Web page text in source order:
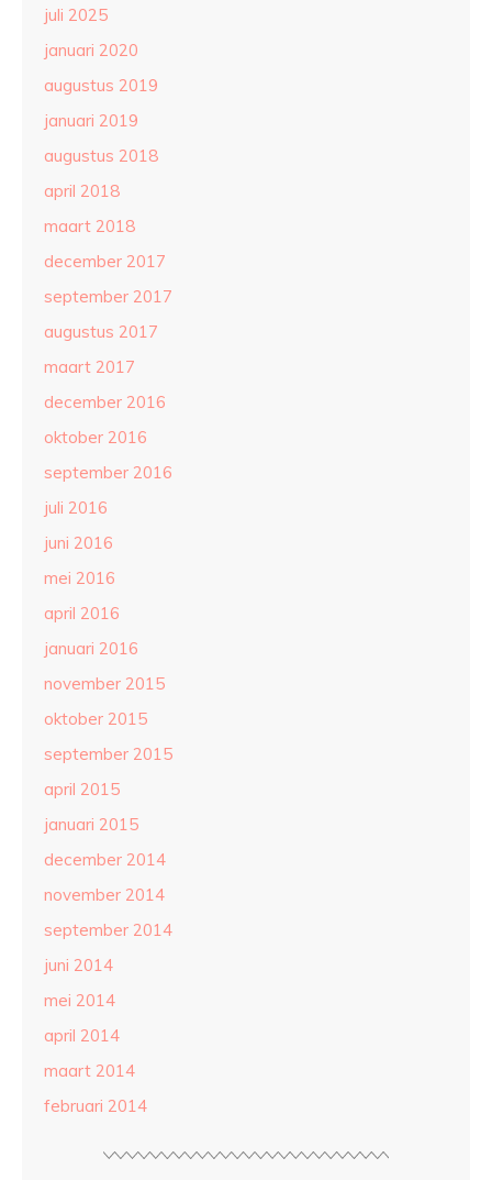
juli 2025
januari 2020
augustus 2019
januari 2019
augustus 2018
april 2018
maart 2018
december 2017
september 2017
augustus 2017
maart 2017
december 2016
oktober 2016
september 2016
juli 2016
juni 2016
mei 2016
april 2016
januari 2016
november 2015
oktober 2015
september 2015
april 2015
januari 2015
december 2014
november 2014
september 2014
juni 2014
mei 2014
april 2014
maart 2014
februari 2014